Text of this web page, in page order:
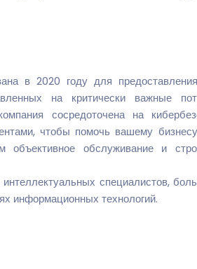
в 2020 году для предоставления
на критически важные
сосредоточена на
чтобы помочь вашему
объективное обслуживание и
специалистов,
информационных технологий.